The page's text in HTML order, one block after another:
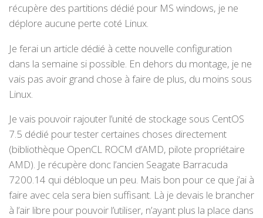
récupère des partitions dédié pour MS windows, je ne
déplore aucune perte coté Linux.
Je ferai un article dédié à cette nouvelle configuration
dans la semaine si possible. En dehors du montage, je ne
vais pas avoir grand chose à faire de plus, du moins sous
Linux.
Je vais pouvoir rajouter l’unité de stockage sous CentOS
7.5 dédié pour tester certaines choses directement
(bibliothèque OpenCL ROCM d’AMD, pilote propriétaire
AMD). Je récupère donc l’ancien Seagate Barracuda
7200.14 qui débloque un peu. Mais bon pour ce que j’ai à
faire avec cela sera bien suffisant. Là je devais le brancher
à l’air libre pour pouvoir l’utiliser, n’ayant plus la place dans